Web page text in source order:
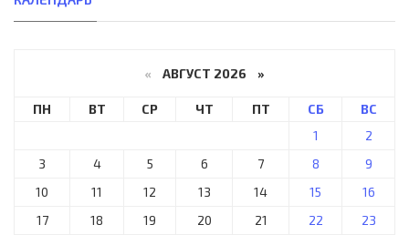
« АВГУСТ 2026 »
ПН ВТ СР ЧТ ПТ СБ
ВС
1
2
3
4 5 6 7 8
9
10
11 12 13 14 15
16
17
18 19 20 21 22
23